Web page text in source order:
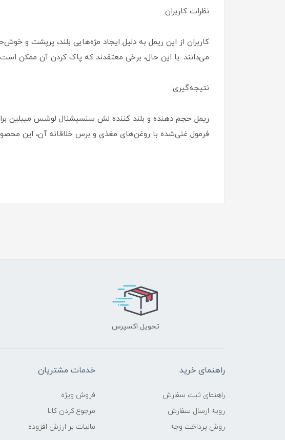
نظرات کاربران:
کاربران از این ریمل به دلیل ایجاد مژه‌هایی بلند، پرپشت و
می‌دانند. با این حال، برخی معتقدند که پاک کردن آن ممکن
نتیجه‌گیری:
ریمل حجم دهنده و بلند کننده لش سنسیشنال لوشس میبلین
فرمول غنی‌شده با روغن‌های مغذی و برس خلاقانه آن، این
تحویل اکسپرس
راهنمای خرید
راهنمای ثبت سفارش
رویه ارسال سفارش
روش پرداخت وجه
خدمات مشتریان
فروش ویژه
مرجوع کردن کالا
مالیات بر ارزش افزوده